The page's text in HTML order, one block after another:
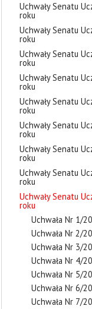
Uchwały Senatu
roku
Uchwały Senatu
roku
Uchwały Senatu
roku
Uchwały Senatu
roku
Uchwały Senatu
roku
Uchwały Senatu
roku
Uchwały Senatu
roku
Uchwały Senatu
roku
Uchwały Senatu
roku
Uchwała Nr 1/
Uchwała Nr 2/
Uchwała Nr 3/
Uchwała Nr 4/
Uchwała Nr 5/
Uchwała Nr 6/
Uchwała Nr 7/